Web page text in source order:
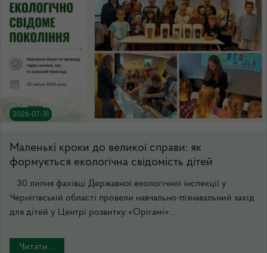
2026-07-31
Маленькі кроки до великої справи: як
формується екологічна свідомість дітей
30 липня фахівці Державної екологічної інспекції у
Чернігівській області провели навчально-пізнавальний захід
для дітей у Центрі розвитку «Орігамі»...
Читати...